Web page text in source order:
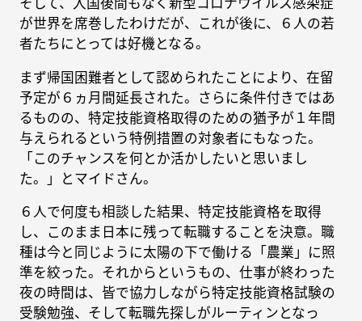
が世界を席巻したわけだが、これが後に、６人の若
者たちにとっては好機となる。
まず帰国困難者として認められたことにより、在留
予定が６ヵ月間延長された。さらに条件付きではあ
るものの、特定技能資格取得のための猶予が１年間
与えられるという特例措置の対象者にもなった。
「このチャンスを何とか活かしたいと思いまし
た。」とマイドさん。
６人で何度も相談した結果、特定技能資格を取得
し、このまま日本に残って転職することを決意。職
種は今と同じように太陽の下で働ける「農業」に照
準を絞った。それからというもの、仕事が終わった
夜の時間は、皆で協力しながら特定技能資格試験の
受験勉強、そして転職先探しがルーティンとなっ